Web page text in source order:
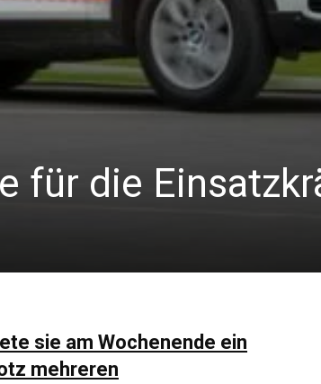
für die
sie am Wochenende ein
mehreren